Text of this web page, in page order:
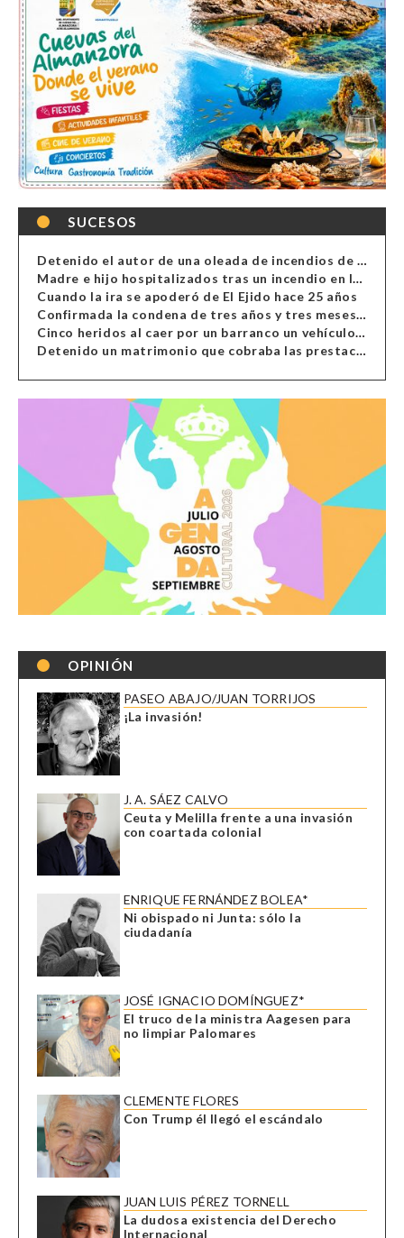
SUCESOS
Detenido el autor de una oleada de incendios de contenedores en Almería
Madre e hijo hospitalizados tras un incendio en la cocina de una vivienda en Almería
Cuando la ira se apoderó de El Ejido hace 25 años
Confirmada la condena de tres años y tres meses al hombre de Antas acusado de xenofobia
Cinco heridos al caer por un barranco un vehículo en Alcolea
Detenido un matrimonio que cobraba las prestaciones de ilegales en Almería, Granada, Málaga, Huelva y Murcia
OPINIÓN
PASEO ABAJO/JUAN TORRIJOS
¡La invasión!
J. A. SÁEZ CALVO
Ceuta y Melilla frente a una invasión
con coartada colonial
ENRIQUE FERNÁNDEZ BOLEA*
Ni obispado ni Junta: sólo la
ciudadanía
JOSÉ IGNACIO DOMÍNGUEZ*
El truco de la ministra Aagesen para
no limpiar Palomares
CLEMENTE FLORES
Con Trump él llegó el escándalo
JUAN LUIS PÉREZ TORNELL
La dudosa existencia del Derecho
Internacional